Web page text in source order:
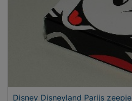
Disney Disneyland Parijs zeepje